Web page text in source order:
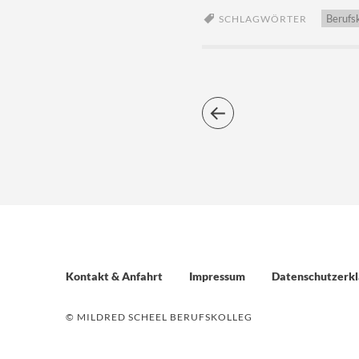
SCHLAGWÖRTER
Kontakt & Anfahrt Impressum
© MILDRED SCHEEL BERUFSKOLLEG